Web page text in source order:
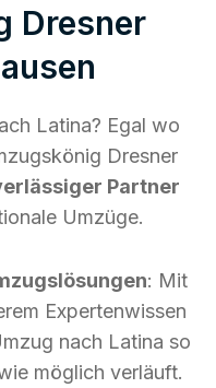
Dresner
Latina? Egal wo
Dresner
Partner
Umzüge.
: Mit
Expertenwissen
nach Latina so
möglich verläuft.